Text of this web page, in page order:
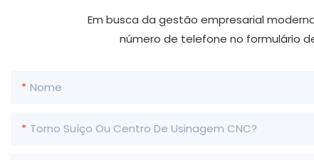
Em busca da gestão empresarial
número de telefone no formulário
Nome
Torno Suíço Ou Centro De Usinagem CNC?